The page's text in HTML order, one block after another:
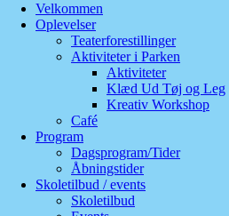
Velkommen
Oplevelser
Teaterforestillinger
Aktiviteter i Parken
Aktiviteter
Klæd Ud Tøj og Leg
Kreativ Workshop
Café
Program
Dagsprogram/Tider
Åbningstider
Skoletilbud / events
Skoletilbud